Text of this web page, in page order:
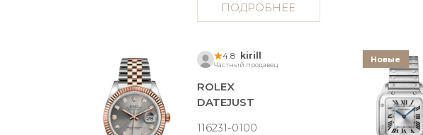
ПОДРОБНЕЕ
4.8 kirill
Частный продавец
ROLEX
DATEJUST
116231-0100
Новые